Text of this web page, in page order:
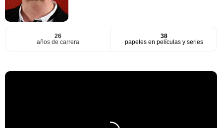
26
años de carrera
38
papeles en películas y series